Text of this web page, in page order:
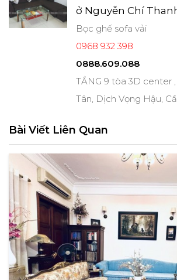
ở Nguyễn Chí
Bọc ghế sofa vải
0968 932 398
0888.609.088
TẦNG 9 tòa 3D center
Tân, Dịch Vọng Hậu,
Bài Viết Liên Quan